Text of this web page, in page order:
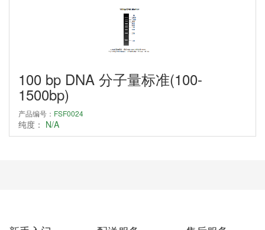
100 bp DNA 分子量标准(100-
1500bp)
产品编号： FSF0024
纯度： N/A